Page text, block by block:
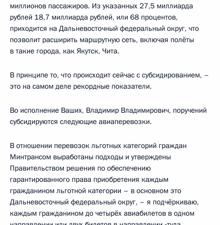
миллионов пассажиров. Из указанных 27,5 миллиарда
рублей 18,7 миллиарда рублей, или 68 процентов,
приходится на Дальневосточный федеральный округ, что
позволит расширить маршрутную сеть, включая полёты
в такие города, как Якутск, Чита.
В принципе то, что происходит сейчас с субсидированием, –
это на самом деле рекордные показатели.
Во исполнение Ваших, Владимир Владимирович, поручений
субсидируются следующие авиаперевозки.
В отношении перевозок льготных категорий граждан
Минтрансом выработаны подходы и утверждены
Правительством решения по обеспечению
гарантированного права приобретения каждым
гражданином льготной категории – в основном это
Дальневосточный федеральный округ, – я подчёркиваю,
каждым гражданином до четырёх авиабилетов в одном